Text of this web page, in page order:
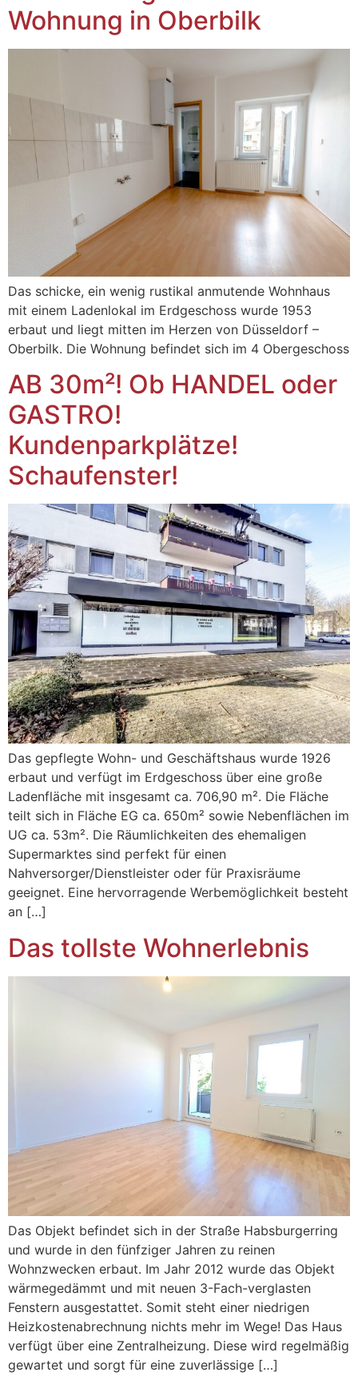
Wohnung in Oberbilk
Das schicke, ein wenig rustikal anmutende Wohnhaus
mit einem Ladenlokal im Erdgeschoss wurde 1953
erbaut und liegt mitten im Herzen von Düsseldorf –
Oberbilk. Die Wohnung befindet sich im 4 Obergeschoss
AB 30m²! Ob HANDEL oder
GASTRO!
Kundenparkplätze!
Schaufenster!
Das gepflegte Wohn- und Geschäftshaus wurde 1926
erbaut und verfügt im Erdgeschoss über eine große
Ladenfläche mit insgesamt ca. 706,90 m². Die Fläche
teilt sich in Fläche EG ca. 650m² sowie Nebenflächen im
UG ca. 53m². Die Räumlichkeiten des ehemaligen
Supermarktes sind perfekt für einen
Nahversorger/Dienstleister oder für Praxisräume
geeignet. Eine hervorragende Werbemöglichkeit besteht
an […]
Das tollste Wohnerlebnis
Das Objekt befindet sich in der Straße Habsburgerring
und wurde in den fünfziger Jahren zu reinen
Wohnzwecken erbaut. Im Jahr 2012 wurde das Objekt
wärmegedämmt und mit neuen 3-Fach-verglasten
Fenstern ausgestattet. Somit steht einer niedrigen
Heizkostenabrechnung nichts mehr im Wege! Das Haus
verfügt über eine Zentralheizung. Diese wird regelmäßig
gewartet und sorgt für eine zuverlässige […]